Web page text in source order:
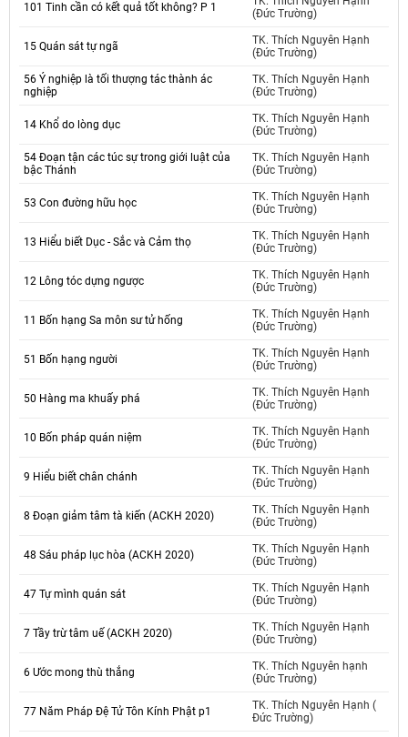
101 Tinh cần có kết quả tốt không? P 1
(Đức Trường)
15 Quán sát tự ngã
TK. Thích Nguyên Hạnh
(Đức Trường)
56 Ý nghiệp là tối thượng tác thành ác
nghiệp
TK. Thích Nguyên Hạnh
(Đức Trường)
14 Khổ do lòng dục
TK. Thích Nguyên Hạnh
(Đức Trường)
54 Đoạn tận các túc sự trong giới luật của
bậc Thánh
TK. Thích Nguyên Hạnh
(Đức Trường)
53 Con đường hữu học
TK. Thích Nguyên Hạnh
(Đức Trường)
13 Hiểu biết Dục - Sắc và Cảm thọ
TK. Thích Nguyên Hạnh
(Đức Trường)
12 Lông tóc dựng ngược
TK. Thích Nguyên Hạnh
(Đức Trường)
11 Bốn hạng Sa môn sư tử hống
TK. Thích Nguyên Hạnh
(Đức Trường)
51 Bốn hạng người
TK. Thích Nguyên Hạnh
(Đức Trường)
50 Hàng ma khuấy phá
TK. Thích Nguyên Hạnh
(Đức Trường)
10 Bốn pháp quán niệm
TK. Thích Nguyên Hạnh
(Đức Trường)
9 Hiểu biết chân chánh
TK. Thích Nguyên Hạnh
(Đức Trường)
8 Đoạn giảm tâm tà kiến (ACKH 2020)
TK. Thích Nguyên Hạnh
(Đức Trường)
48 Sáu pháp lục hòa (ACKH 2020)
TK. Thích Nguyên Hạnh
(Đức Trường)
47 Tự mình quán sát
TK. Thích Nguyên Hạnh
(Đức Trường)
7 Tầy trừ tâm uế (ACKH 2020)
TK. Thích Nguyên Hạnh
(Đức Trường)
6 Ước mong thù thắng
TK. Thích Nguyên hạnh
(Đức Trường)
77 Năm Pháp Đệ Tử Tôn Kính Phật p1
TK. Thích Nguyên Hạnh (
Đức Trường)